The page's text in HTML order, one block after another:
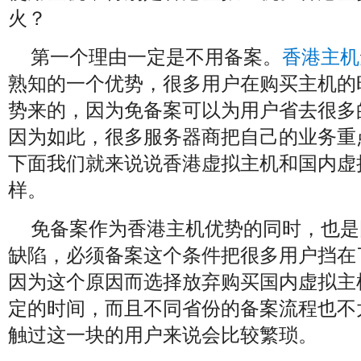
火？
第一个理由一定是不用备案。 香港主机
熟知的一个优势，很多用户在购买主机
势来的，因为免备案可以为用户省去很
因为如此，很多服务器商把自己的业务
下面我们就来说说香港虚拟主机和国内
样。
免备案作为香港主机优势的同时，也
缺陷，必须备案这个条件把很多用户挡
因为这个原因而选择放弃购买国内虚拟
定的时间，而且不同省份的备案流程也
触过这一块的用户来说会比较繁琐。